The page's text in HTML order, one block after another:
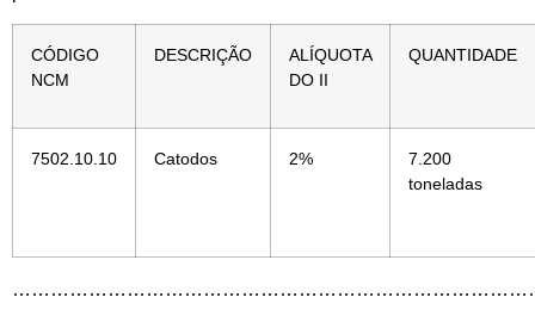
CÓDIGO
NCM
DESCRIÇÃO
ALÍQUOTA
DO II
QUANTIDADE
7502.10.10 Catodos 2%
7.200
toneladas